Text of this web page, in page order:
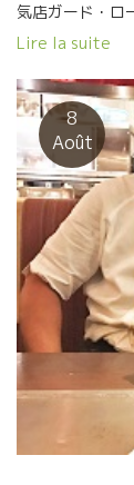
気店ガード・ロ
vie est belle ?
ヌ La Ferme
いた。 何と、
ァン・ティソ
いる女性もいた
明日からの試
溢れて熱気が
Lire la suite
8
Août